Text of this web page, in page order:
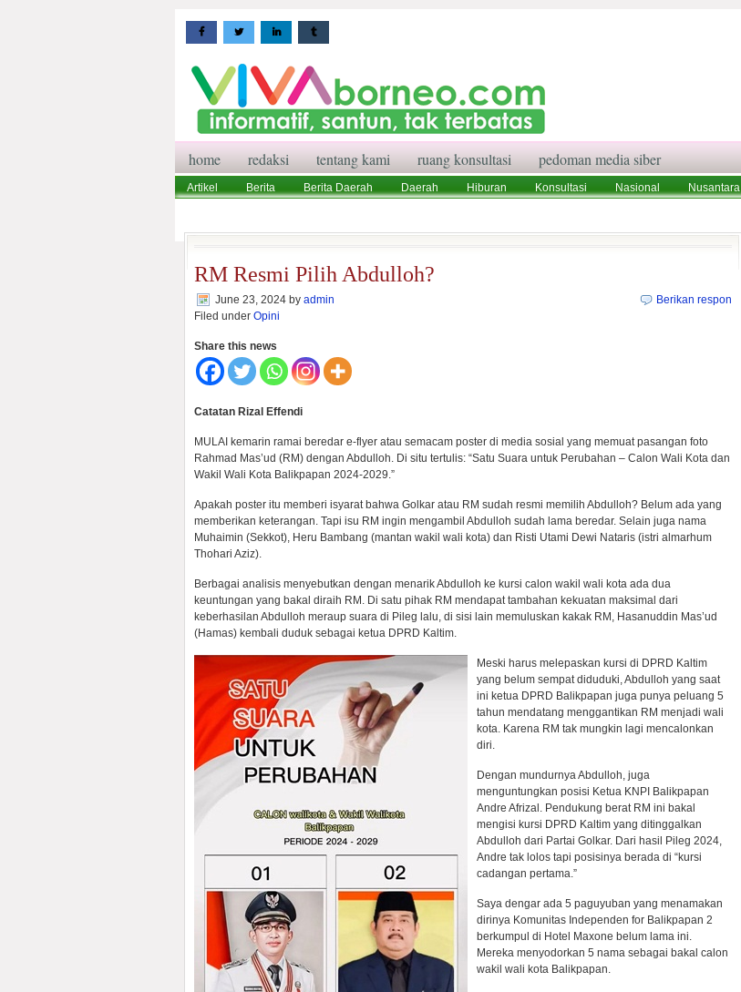
home redaksi tentang kami ruang konsultasi pedoman media siber
Artikel Berita Berita Daerah Daerah Hiburan Konsultasi Nasional Nusantara
RM Resmi Pilih Abdulloh?
June 23, 2024 by admin
Filed under Opini
Berikan respon
Share this news
Catatan Rizal Effendi
MULAI kemarin ramai beredar e-flyer atau semacam poster di media sosial yang memuat pasangan foto
Rahmad Mas’ud (RM) dengan Abdulloh. Di situ tertulis: “Satu Suara untuk Perubahan – Calon Wali Kota dan
Wakil Wali Kota Balikpapan 2024-2029.”
Apakah poster itu memberi isyarat bahwa Golkar atau RM sudah resmi memilih Abdulloh? Belum ada yang
memberikan keterangan. Tapi isu RM ingin mengambil Abdulloh sudah lama beredar. Selain juga nama
Muhaimin (Sekkot), Heru Bambang (mantan wakil wali kota) dan Risti Utami Dewi Nataris (istri almarhum
Thohari Aziz).
Berbagai analisis menyebutkan dengan menarik Abdulloh ke kursi calon wakil wali kota ada dua
keuntungan yang bakal diraih RM. Di satu pihak RM mendapat tambahan kekuatan maksimal dari
keberhasilan Abdulloh meraup suara di Pileg lalu, di sisi lain memuluskan kakak RM, Hasanuddin Mas’ud
(Hamas) kembali duduk sebagai ketua DPRD Kaltim.
Meski harus melepaskan kursi di DPRD Kaltim
yang belum sempat diduduki, Abdulloh yang saat
ini ketua DPRD Balikpapan juga punya peluang 5
tahun mendatang menggantikan RM menjadi wali
kota. Karena RM tak mungkin lagi mencalonkan
diri.
Dengan mundurnya Abdulloh, juga
menguntungkan posisi Ketua KNPI Balikpapan
Andre Afrizal. Pendukung berat RM ini bakal
mengisi kursi DPRD Kaltim yang ditinggalkan
Abdulloh dari Partai Golkar. Dari hasil Pileg 2024,
Andre tak lolos tapi posisinya berada di “kursi
cadangan pertama.”
Saya dengar ada 5 paguyuban yang menamakan
dirinya Komunitas Independen for Balikpapan 2
berkumpul di Hotel Maxone belum lama ini.
Mereka menyodorkan 5 nama sebagai bakal calon
wakil wali kota Balikpapan.